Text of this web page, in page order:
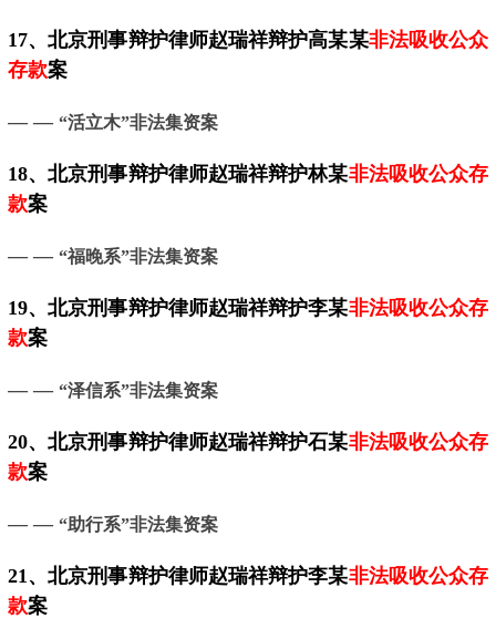
17、北京刑事辩护律师赵瑞祥辩护高某某非法吸收公众
存款案
— — “活立木”非法集资案
18、北京刑事辩护律师赵瑞祥辩护林某非法吸收公众存
款案
— — “福晚系”非法集资案
19、北京刑事辩护律师赵瑞祥辩护李某非法吸收公众存
款案
— — “泽信系”非法集资案
20、北京刑事辩护律师赵瑞祥辩护石某非法吸收公众存
款案
— — “助行系”非法集资案
21、北京刑事辩护律师赵瑞祥辩护李某非法吸收公众存
款案